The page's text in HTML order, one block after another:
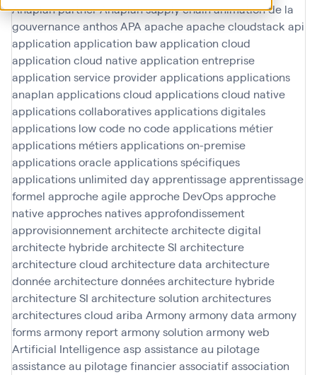
Anaplan partnerAnaplan supply chainanimation de la
gouvernanceanthosAPA apacheapache cloudstack api
application application bawapplication cloud
application cloud nativeapplication entreprise
application service providerapplicationsapplications
anaplan applications cloud applications cloud native
applications collaborativesapplications digitales
applications low code no codeapplications métier
applications métiersapplications on-premise
applications oracleapplications spécifiques
applications unlimited dayapprentissageapprentissage
formel approche agileapproche DevOpsapproche
nativeapproches nativesapprofondissement
approvisionnementarchitectearchitecte digital
architecte hybridearchitecte SI architecture
architecture cloud architecture data architecture
donnéearchitecture donnéesarchitecture hybride
architecture SI architecture solution architectures
architectures cloud ariba Armonyarmony data armony
formsarmony reportarmony solution armony web
Artificial Intelligenceasp assistance au pilotage
assistance au pilotage financierassociatifassociation